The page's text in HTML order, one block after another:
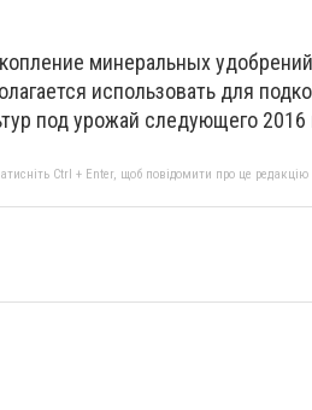
минеральных
использовать для
под урожай следующего 2016
Ctrl + Enter, щоб повідомити про це редакцію